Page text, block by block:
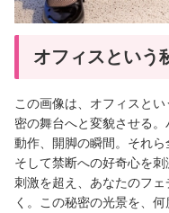
オフィスという
この画像は、オフィスと
密の舞台へと変貌させる
動作、開脚の瞬間。それら
そして禁断への好奇心を
刺激を超え、あなたのフ
く。この秘密の光景を、